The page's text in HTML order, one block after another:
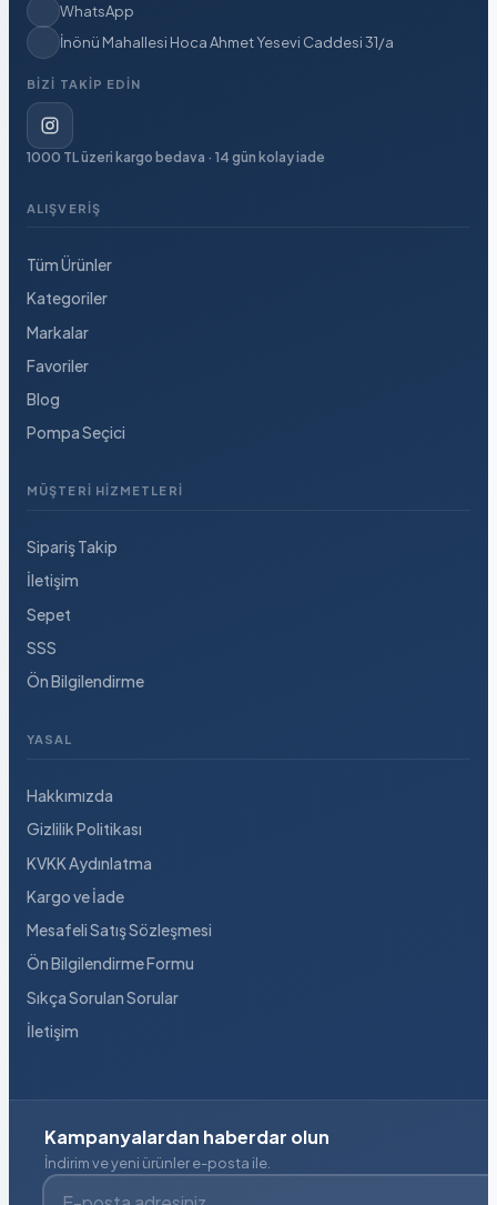
WhatsApp
İnönü Mahallesi Hoca Ahmet Yesevi Caddesi 31/a
BIZI TAKIP EDIN
1000 TL üzeri kargo bedava · 14 gün kolay iade
ALIŞVERIŞ
Tüm Ürünler
Kategoriler
Markalar
Favoriler
Blog
Pompa Seçici
MÜŞTERI HIZMETLERI
Sipariş Takip
İletişim
Sepet
SSS
Ön Bilgilendirme
YASAL
Hakkımızda
Gizlilik Politikası
KVKK Aydınlatma
Kargo ve İade
Mesafeli Satış Sözleşmesi
Ön Bilgilendirme Formu
Sıkça Sorulan Sorular
İletişim
Kampanyalardan haberdar olun
İndirim ve yeni ürünler e-posta ile.
E-posta adresiniz